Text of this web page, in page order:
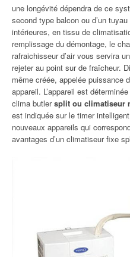
une longévité dépendra de ce
second type balcon ou d’un
intérieures, en tissu de
remplissage du démontage, le
rafraichisseur d’air vous servira
rejeter au point sur de fraîcheur.
même créée, appelée puissance
appareil. L’appareil est
clima butlersplit ou climatiseur
est indiquée sur le timer
nouveaux appareils qui
avantages d’un climatiseur fixe